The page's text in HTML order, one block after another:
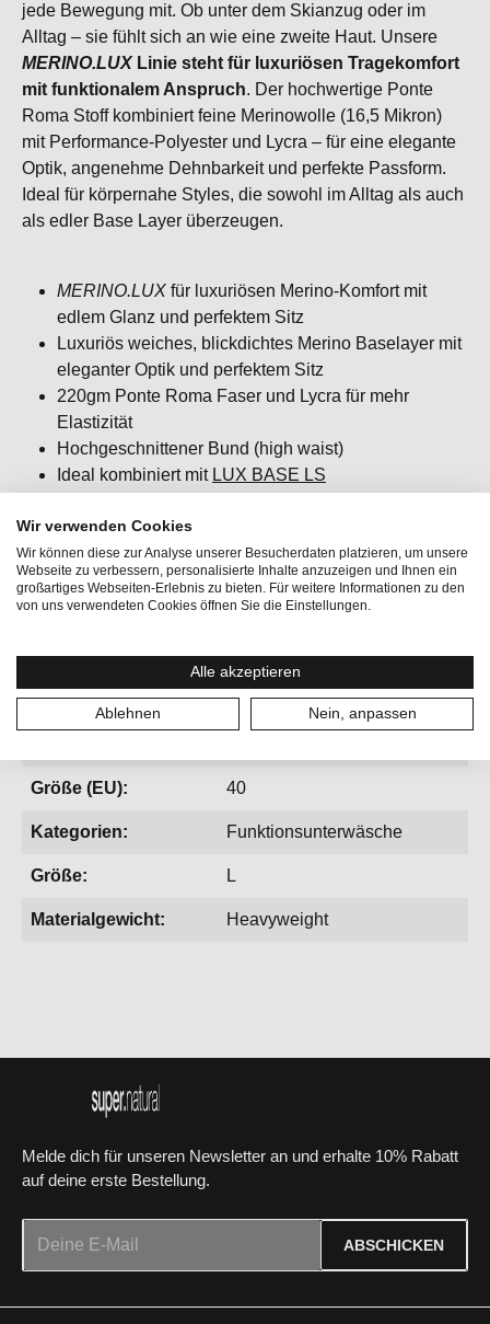
jede Bewegung mit. Ob unter dem Skianzug oder im
Alltag – sie fühlt sich an wie eine zweite Haut. Unsere
MERINO.LUXLinie steht für luxuriösen Tragekomfort
mit funktionalem Anspruch. Der hochwertige Ponte
Roma Stoff kombiniert feine Merinowolle (16,5 Mikron)
mit Performance-Polyester und Lycra – für eine elegante
Optik, angenehme Dehnbarkeit und perfekte Passform.
Ideal für körpernahe Styles, die sowohl im Alltag als auch
als edler Base Layer überzeugen.
MERINO.LUX für luxuriösen Merino-Komfort mit
edlem Glanz und perfektem Sitz
Luxuriös weiches, blickdichtes Merino Baselayer mit
eleganter Optik und perfektem Sitz
220gm Ponte Roma Faser und Lycra für mehr
Elastizität
Hochgeschnittener Bund (high waist)
Ideal kombiniert mit LUX BASE LS
Aktivitäten: Lifestyle, Wintersport
Geschlecht: Damen
Größe (EU): 40
Kategorien: Funktionsunterwäsche
Größe: L
Materialgewicht: Heavyweight
Melde dich für unseren Newsletter an und erhalte 10% Rabatt
auf deine erste Bestellung.
ABSCHICKEN
Die mit einem Stern (*) markierten Felder sind Pflichtfelder.
Wir verwenden Cookies
Wir können diese zur Analyse unserer Besucherdaten platzieren, um unsere
Webseite zu verbessern, personalisierte Inhalte anzuzeigen und Ihnen ein
großartiges Webseiten-Erlebnis zu bieten. Für weitere Informationen zu den
von uns verwendeten Cookies öffnen Sie die Einstellungen.
Alle akzeptieren
Ablehnen Nein, anpassen